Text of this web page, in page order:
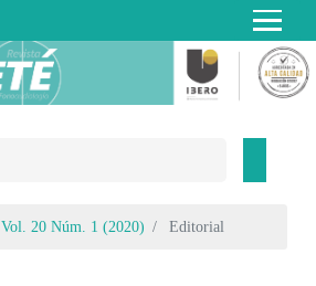
Vol. 20 Núm. 1 (2020) Editorial